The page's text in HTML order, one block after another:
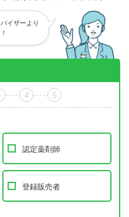
イザーより
4 5
認定薬剤師
登録販売者